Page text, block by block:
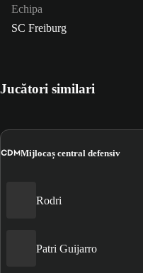
Echipa
SC Freiburg
Jucători similari
CDMMijlocaș central defensiv
Rodri
Patri Guijarro